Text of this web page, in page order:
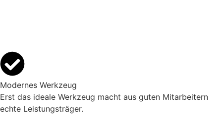
Modernes Werkzeug
Erst das ideale Werkzeug macht aus guten Mitarbeitern
echte Leistungsträger.